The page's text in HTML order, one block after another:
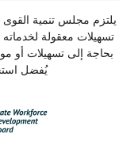
يلتزم مجلس تنمية القوى
تسهيلات معقولة
بحاجة إلى تسهيلات أو
يُفضل